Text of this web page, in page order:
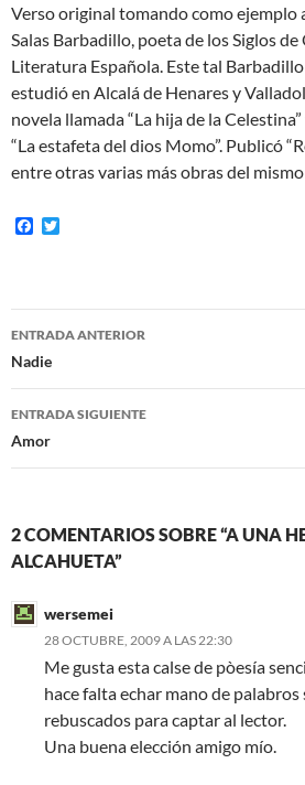
Verso original tomando como ejemplo
Salas Barbadillo, poeta de los Siglos
Literatura Española. Este tal
estudió en Alcalá de Henares y
novela llamada “La hija de la
“La estafeta del dios Momo”. Publicó
entre otras varias más obras del
F
o
o
e
r
Navegación
de
entradas
ENTRADA ANTERIOR
Nadie
ENTRADA SIGUIENTE
Amor
2 COMENTARIOS SOBRE “A UNA
ALCAHUETA”
wersemei
28 OCTUBRE, 2009 A LAS 22:30
Me gusta esta calse de pòesía
hace falta echar mano de
rebuscados para captar al lector.
Una buena elección amigo mío.